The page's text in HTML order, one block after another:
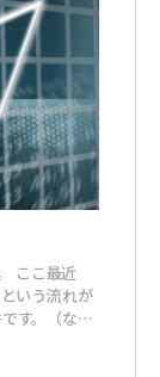
に平和だか